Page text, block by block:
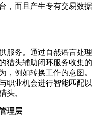
，而且产生专有交易数据
服务。通过自然语言处理
猎头辅助闭环服务收集的
，例如转换工作的意图。
职业机会进行智能匹配以
头。
理层